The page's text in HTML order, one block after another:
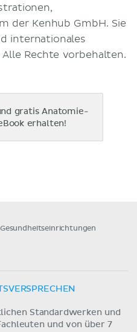
der Kenhub GmbH. Sie
internationales
Rechte vorbehalten.
gratis Anatomie-
erhalten!
Standardwerken und
und von über 7